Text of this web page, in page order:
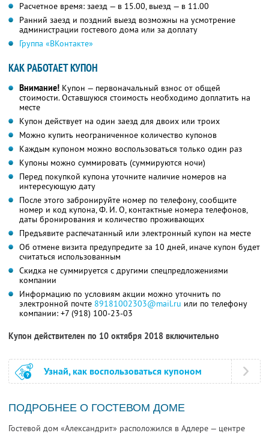
Расчетное время: заезд — в 15.00, выезд — в 11.00
Ранний заезд и поздний выезд возможны на усмотрение
администрации гостевого дома или за доплату
Группа «ВКонтакте»
КАК РАБОТАЕТ КУПОН
Внимание! Купон — первоначальный взнос от общей
стоимости. Оставшуюся стоимость необходимо доплатить на
месте
Купон действует на один заезд для двоих или троих
Можно купить неограниченное количество купонов
Каждым купоном можно воспользоваться только один раз
Купоны можно суммировать (суммируются ночи)
Перед покупкой купона уточните наличие номеров на
интересующую дату
После этого забронируйте номер по телефону, сообщите
номер и код купона,Ф. И. О,контактные номера телефонов,
даты бронирования и количество проживающих
Предъявите распечатанный или электронный купон на месте
Об отмене визита предупредите за 10 дней, иначе купон будет
считаться использованным
Скидка не суммируется с другими спецпредложениями
компании
Информацию по условиям акции можно уточнить по
электронной почте 89181002303@mail.ru или по телефону
компании: +7 (918) 100-23-03
Купон действителен по 10 октября 2018 включительно
Узнай, как воспользоваться купоном
ПОДРОБНЕЕ О ГОСТЕВОМ ДОМЕ
Гостевой дом «Александрит» расположился в Адлере — центре